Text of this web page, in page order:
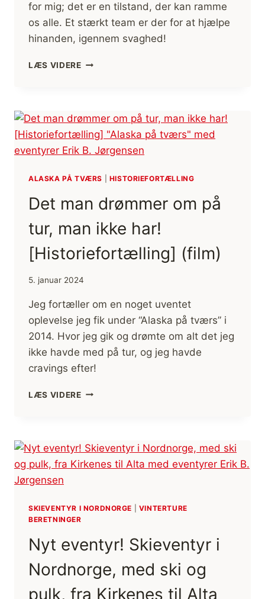
for mig; det er en tilstand, der kan ramme
os alle. Et stærkt team er der for at hjælpe
hinanden, igennem svaghed!
LÆS VIDERESVAGHED
[MOTIVATION]
(FILM)
ALASKA PÅ TVÆRS HISTORIEFORTÆLLING
Det man drømmer om på
tur, man ikke har!
[Historiefortælling] (film)
5. januar 2024
Jeg fortæller om en noget uventet
oplevelse jeg fik under “Alaska på tværs” i
2014. Hvor jeg gik og drømte om alt det jeg
ikke havde med på tur, og jeg havde
cravings efter!
LÆS VIDEREDET
TUR,
MAN
[HISTORIEFORTÆLLING]
(FILM)
SKIEVENTYR I NORDNORGE
VINTERTURE
BERETNINGER
Nyt eventyr! Skieventyr i
Nordnorge, med ski og
pulk, fra Kirkenes til Alta